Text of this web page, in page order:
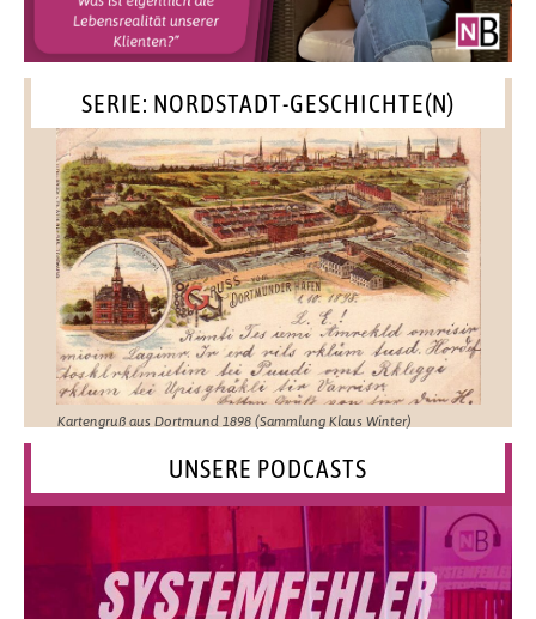
SERIE: NORDSTADT-GESCHICHTE(N)
Kartengruß aus Dortmund 1898 (Sammlung Klaus Winter)
UNSERE PODCASTS